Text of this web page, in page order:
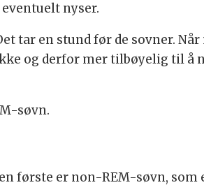
nyser.
tar en stund før de sovner. Når
og derfor mer tilbøyelig til å
søvn.
første er non-REM-søvn, som